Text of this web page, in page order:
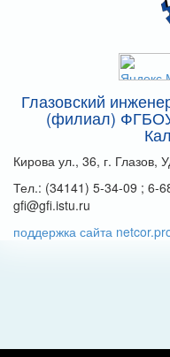
Глазовский
(филиал)
Кирова ул., 36, г. Глазов,
Тел.: (34141) 5-34-09 ; 6-
gfi@gfi.istu.ru
поддержка сайта